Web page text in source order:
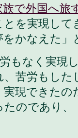
族で外国へ旅
とを実現して
をかなえた」
もなく実現
、苦労もした
実現できた
たのであり